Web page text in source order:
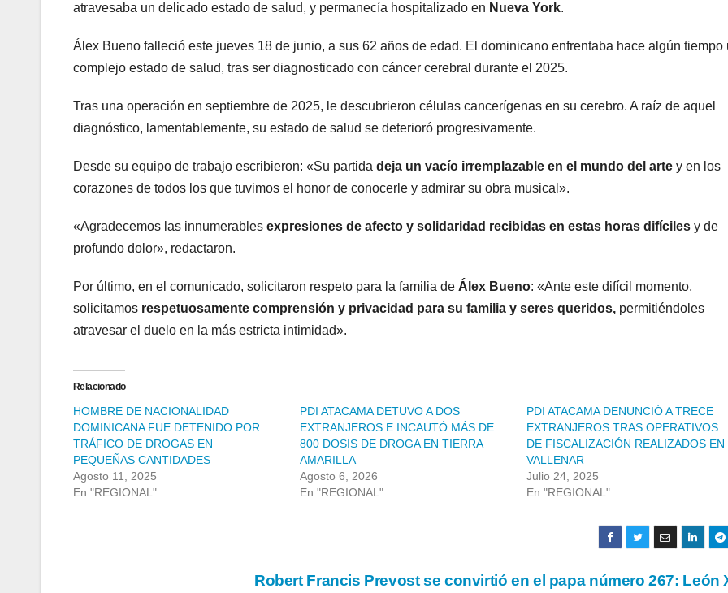
atravesaba un delicado estado de salud, y permanecía hospitalizado en Nueva York.
Álex Bueno falleció este jueves 18 de junio, a sus 62 años de edad. El dominicano enfrentaba hace algún tiempo
complejo estado de salud, tras ser diagnosticado con cáncer cerebral durante el 2025.
Tras una operación en septiembre de 2025, le descubrieron células cancerígenas en su cerebro. A raíz de aquel
diagnóstico, lamentablemente, su estado de salud se deterioró progresivamente.
Desde su equipo de trabajo escribieron: «Su partida deja un vacío irremplazable en el mundo del arte y en los
corazones de todos los que tuvimos el honor de conocerle y admirar su obra musical».
«Agradecemos las innumerables expresiones de afecto y solidaridad recibidas en estas horas difíciles y de
profundo dolor», redactaron.
Por último, en el comunicado, solicitaron respeto para la familia de Álex Bueno: «Ante este difícil momento,
solicitamos respetuosamente comprensión y privacidad para su familia y seres queridos, permitiéndoles
atravesar el duelo en la más estricta intimidad».
Relacionado
HOMBRE DE NACIONALIDAD
DOMINICANA FUE DETENIDO POR
TRÁFICO DE DROGAS EN
PEQUEÑAS CANTIDADES
Agosto 11, 2025
En "REGIONAL"
PDI ATACAMA DETUVO A DOS
EXTRANJEROS E INCAUTÓ MÁS DE
800 DOSIS DE DROGA EN TIERRA
AMARILLA
Agosto 6, 2026
En "REGIONAL"
PDI ATACAMA DENUNCIÓ A TRECE
EXTRANJEROS TRAS OPERATIVOS
DE FISCALIZACIÓN REALIZADOS EN
VALLENAR
Julio 24, 2025
En "REGIONAL"
Robert Francis Prevost se convirtió en el papa número 267: León